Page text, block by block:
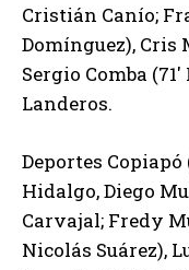
Cristián Canío;
Domínguez), Cris
Sergio Comba
Landeros.
Deportes
Hidalgo, Diego
Carvajal; Fredy
Nicolás Suárez),